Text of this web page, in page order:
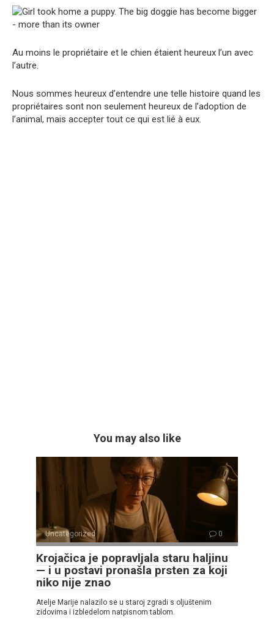
Au moins le propriétaire et le chien étaient heureux l’un avec
l’autre.
Nous sommes heureux d’entendre une telle histoire quand les
propriétaires sont non seulement heureux de l’adoption de
l’animal, mais accepter tout ce qui est lié à eux.
You may also like
Uncategorized 0
Krojačica je popravljala staru haljinu
— i u postavi pronašla prsten za koji
niko nije znao
Atelje Marije nalazilo se u staroj zgradi s oljuštenim
zidovima i izbledelom natpisnom tablom.